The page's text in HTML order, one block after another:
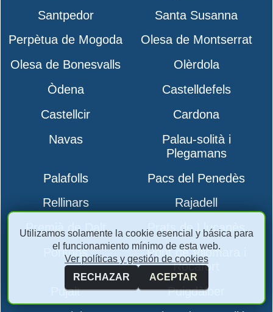
Santpedor
Santa Susanna
Perpètua de Mogoda
Olesa de Montserrat
Olesa de Bonesvalls
Olèrdola
Òdena
Castelldefels
Castellcir
Cardona
Navas
Palau-solità i
Plegamans
Palafolls
Pacs del Penedès
Rellinars
Rajadell
Premià de Dalt
Prats de Lluçanès
Pontons
Pont de Vilomara i
Rocafort
Pujalt
Puigdàlber
Utilizamos solamente la cookie esencial y básica para
el funcionamiento mínimo de esta web.
Ver políticas y gestión de cookies
RECHAZAR
ACEPTAR